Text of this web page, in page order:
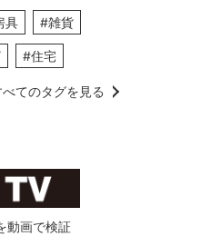
具 #雑貨
#住宅
べてのタグを見る
動画で検証